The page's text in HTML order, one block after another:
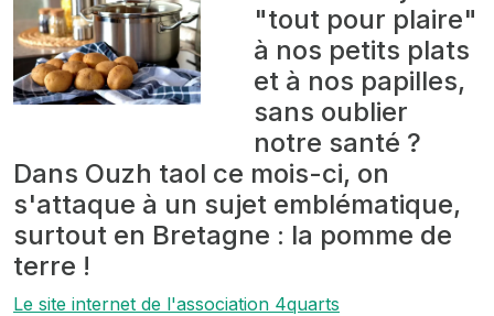
"tout pour plaire"
à nos petits plats
et à nos papilles,
sans oublier
notre santé ?
Dans Ouzh taol ce mois-ci, on
s'attaque à un sujet emblématique,
surtout en Bretagne : la pomme de
terre !
Le site internet de l'association 4quarts